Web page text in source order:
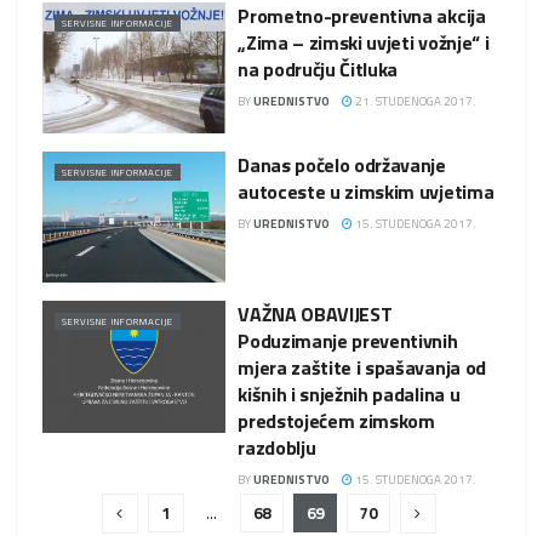
SERVISNE INFORMACIJE
Prometno-preventivna akcija
„Zima – zimski uvjeti vožnje“ i
na području Čitluka
BYUREDNISTVO 21. STUDENOGA 2017.
SERVISNE INFORMACIJE
Danas počelo održavanje
autoceste u zimskim uvjetima
BYUREDNISTVO 15. STUDENOGA 2017.
SERVISNE INFORMACIJE
VAŽNA OBAVIJEST
Poduzimanje preventivnih
mjera zaštite i spašavanja od
kišnih i snježnih padalina u
predstojećem zimskom
razdoblju
BYUREDNISTVO 15. STUDENOGA 2017.
1 … 68 69 70